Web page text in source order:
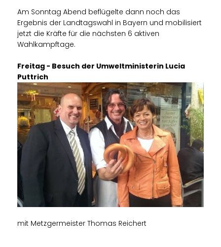
Am Sonntag Abend beflügelte dann noch das
Ergebnis der Landtagswahl in Bayern und mobilisiert
jetzt die Kräfte für die nächsten 6 aktiven
Wahlkampftage.
Freitag - Besuch der Umweltministerin Lucia
Puttrich
mit Metzgermeister Thomas Reichert